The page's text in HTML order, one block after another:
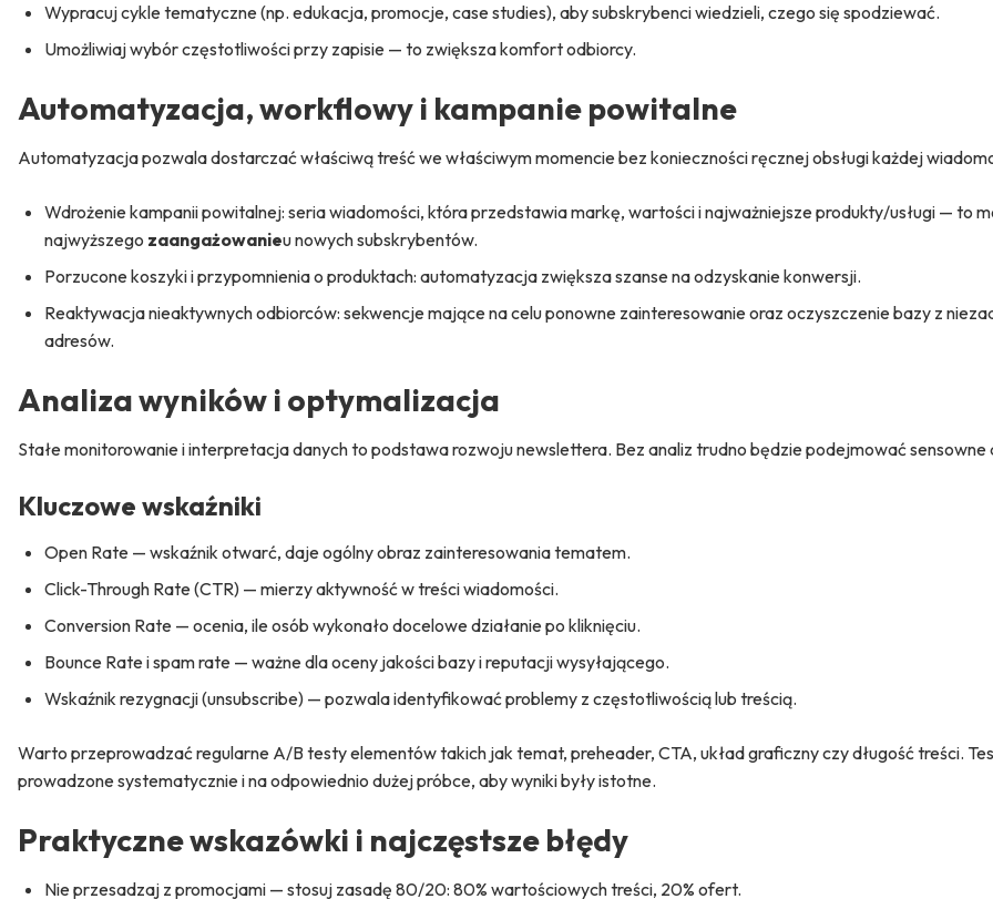
Wypracuj cykle tematyczne (np. edukacja, promocje, case studies), aby subskrybenci wiedzieli, czego się spodziewać.
Umożliwiaj wybór częstotliwości przy zapisie — to zwiększa komfort odbiorcy.
Automatyzacja, workflowy i kampanie powitalne
Automatyzacja pozwala dostarczać właściwą treść we właściwym momencie bez konieczności ręcznej obsługi każdej
Wdrożenie kampanii powitalnej: seria wiadomości, która przedstawia markę, wartości i najważniejsze produkty/usługi — to
najwyższego zaangażowanieu nowych subskrybentów.
Porzucone koszyki i przypomnienia o produktach: automatyzacja zwiększa szanse na odzyskanie konwersji.
Reaktywacja nieaktywnych odbiorców: sekwencje mające na celu ponowne zainteresowanie oraz oczyszczenie bazy z
adresów.
Analizawyników i optymalizacja
Stałe monitorowanie i interpretacja danych to podstawa rozwoju newslettera. Bez analiz trudno będzie podejmować sensowne
Kluczowe wskaźniki
Open Rate — wskaźnik otwarć, daje ogólny obraz zainteresowania tematem.
Click-Through Rate (CTR) — mierzy aktywność w treści wiadomości.
Conversion Rate — ocenia, ile osób wykonało docelowe działanie po kliknięciu.
Bounce Rate i spam rate — ważne dla oceny jakości bazy i reputacji wysyłającego.
Wskaźnik rezygnacji (unsubscribe) — pozwala identyfikować problemy z częstotliwością lub treścią.
Warto przeprowadzać regularne A/B testy elementów takich jak temat, preheader, CTA, układ graficzny czy długość treści.
prowadzone systematycznie i na odpowiednio dużej próbce, aby wyniki były istotne.
Praktyczne wskazówki i najczęstsze błędy
Nie przesadzaj z promocjami — stosuj zasadę 80/20: 80% wartościowych treści, 20% ofert.